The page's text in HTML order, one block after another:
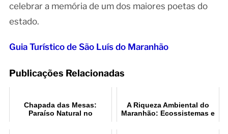
celebrar a memória de um dos maiores poetas do
estado.
Guia Turístico de São Luís do Maranhão
Publicações Relacionadas
Chapada das Mesas:
Paraíso Natural no
A Riqueza Ambiental do
Maranhão: Ecossistemas e